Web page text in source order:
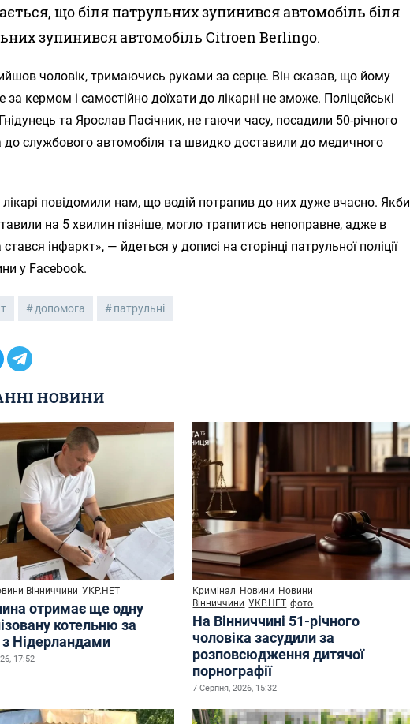
що біля патрульних зупинився автомобіль біля
зупинився автомобіль Citroen Berlingo.
чоловік, тримаючись руками за серце. Він сказав, що йому
за кермом і самостійно доїхати до лікарні не зможе. Поліцейські
та Ярослав Пасічник, не гаючи часу, посадили 50-річного
до службового автомобіля та швидко доставили до медичного
лікарі повідомили нам, що водій потрапив до них дуже вчасно. Якби
на 5 хвилин пізніше, могло трапитись непоправне, адже в
стався інфаркт», — йдеться у дописі на сторінці патрульної поліції
у Facebook.
допомога патрульні
НОВИНИ
Вінниччини УКР.НЕТ
отримає ще одну
котельню за
Нідерландами
17:52
Кримінал Новини Новини
Вінниччини УКР.НЕТ фото
На Вінниччині 51-річного
чоловіка засудили за
розповсюдження дитячої
порнографії
7 Серпня, 2026, 15:32